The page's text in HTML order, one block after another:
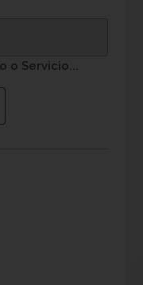
o Servicio...